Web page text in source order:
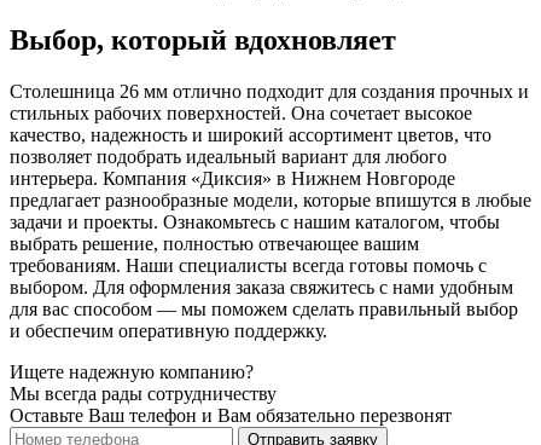
Выбор, который вдохновляет
Столешница 26 мм отлично подходит для создания прочных и
стильных рабочих поверхностей. Она сочетает высокое
качество, надежность и широкий ассортимент цветов, что
позволяет подобрать идеальный вариант для любого
интерьера. Компания «Диксия» в Нижнем Новгороде
предлагает разнообразные модели, которые впишутся в любые
задачи и проекты. Ознакомьтесь с нашим каталогом, чтобы
выбрать решение, полностью отвечающее вашим
требованиям. Наши специалисты всегда готовы помочь с
выбором. Для оформления заказа свяжитесь с нами удобным
для вас способом — мы поможем сделать правильный выбор
и обеспечим оперативную поддержку.
Ищете надежную компанию?
Мы всегда рады сотрудничеству
Оставьте Ваш телефон и Вам обязательно перезвонят
Отправить заявку